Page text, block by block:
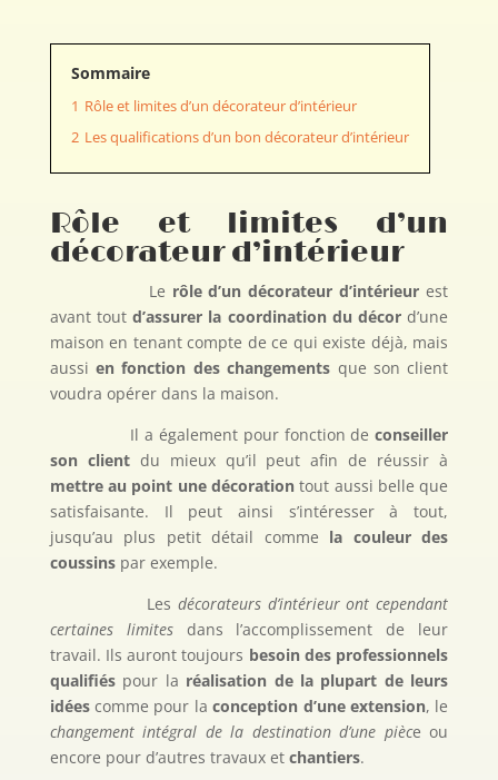
Sommaire
1 Rôle et limites d’un décorateur d’intérieur
2 Les qualifications d’un bon décorateur d’intérieur
Rôle et limites d’un
décorateur d’intérieur
Le rôle d’un décorateur d’intérieur est
avant toutd’assurer la coordination du décor d’une
maison en tenant compte de ce qui existe déjà, mais
aussien fonction des changements que son client
voudra opérer dans la maison.
Il a également pour fonction deconseiller
son clientdu mieux qu’il peut afin de réussir à
mettre au point une décoration tout aussi belle que
satisfaisante. Il peut ainsi s’intéresser à tout,
jusqu’au plus petit détail comme la couleur des
coussinspar exemple.
Les décorateurs d’intérieur ont cependant
certaines limites dans l’accomplissement de leur
travail. Ils auront toujours besoin des professionnels
qualifiéspour la réalisation de la plupart de leurs
idéescomme pour laconception d’une extension, le
changement intégral de la destination d’une pièce ou
encore pour d’autres travaux et chantiers.